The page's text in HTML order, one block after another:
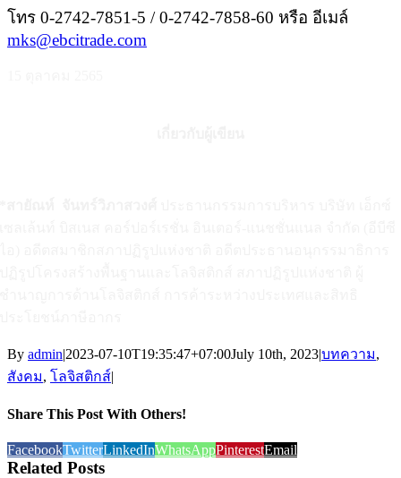
โทร 0-2742-7851-5 / 0-2742-7858-60 หรือ อีเมล์
mks@ebcitrade.com
By admin|2023-07-10T19:35:47+07:00July 10th, 2023|บทความ,
สังคม, โลจิสติกส์|
Share This Post With Others!
FacebookTwitterLinkedInWhatsAppPinterestEmail
Related Posts